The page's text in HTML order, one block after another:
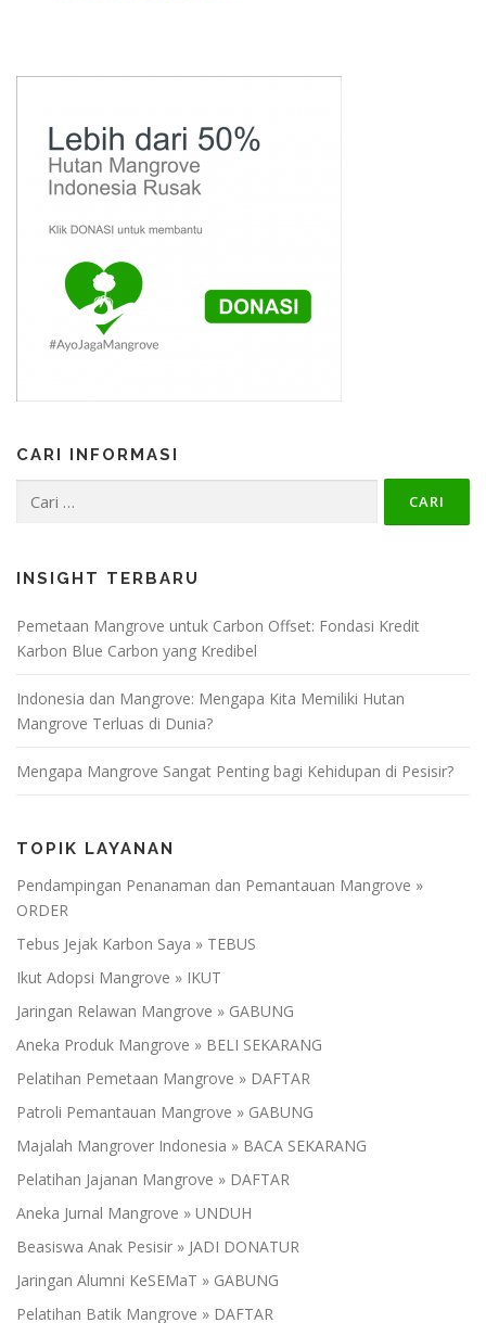
CARI INFORMASI
untuk:
INSIGHT TERBARU
Pemetaan Mangrove untuk Carbon Offset: Fondasi Kredit
Karbon Blue Carbon yang Kredibel
Indonesia dan Mangrove: Mengapa Kita Memiliki Hutan
Mangrove Terluas di Dunia?
Mengapa Mangrove Sangat Penting bagi Kehidupan di Pesisir?
TOPIK LAYANAN
Pendampingan Penanaman dan Pemantauan Mangrove »
ORDER
Tebus Jejak Karbon Saya » TEBUS
Ikut Adopsi Mangrove » IKUT
Jaringan Relawan Mangrove » GABUNG
Aneka Produk Mangrove » BELI SEKARANG
Pelatihan Pemetaan Mangrove » DAFTAR
Patroli Pemantauan Mangrove » GABUNG
Majalah Mangrover Indonesia » BACA SEKARANG
Pelatihan Jajanan Mangrove » DAFTAR
Aneka Jurnal Mangrove » UNDUH
Beasiswa Anak Pesisir » JADI DONATUR
Jaringan Alumni KeSEMaT » GABUNG
Pelatihan Batik Mangrove » DAFTAR